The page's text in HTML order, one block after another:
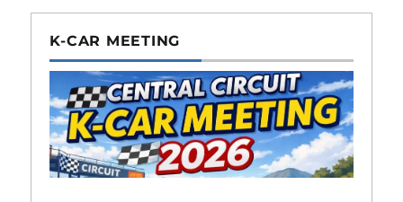
K-CAR MEETING